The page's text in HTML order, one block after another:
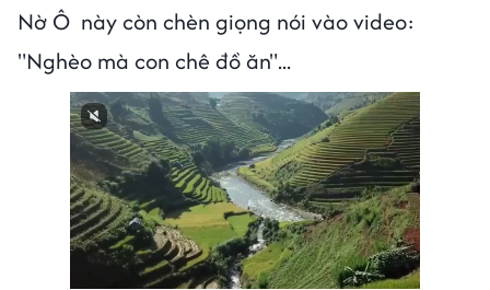
Nờ Ô này còn chèn giọng nói vào video:
"Nghèo mà con chê đồ ăn"...